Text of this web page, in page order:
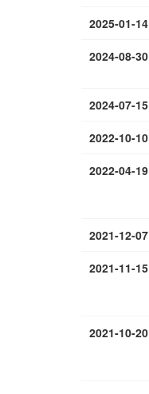
2025-01-14
2024-08-30
2024-07-15
2022-10-10
2022-04-19
2021-12-07
2021-11-15
2021-10-20